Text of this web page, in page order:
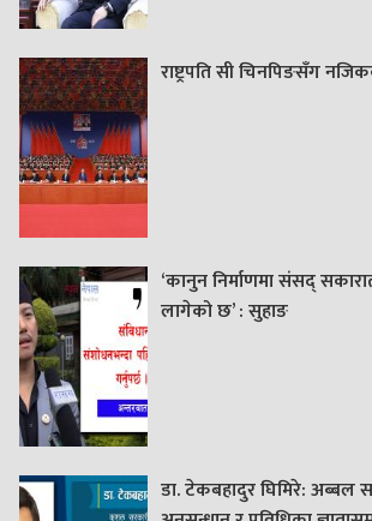
राष्ट्रपति सी चिनपिङसँग
‘कानुन निर्माणमा संसद्
लागेको छ’ : सुहाङ
डा. टेकबहादुर घिमिरे: अब्बल